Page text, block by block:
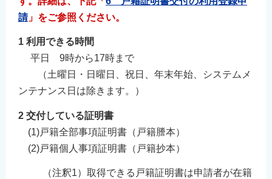
請」をご参照ください。
1 利用できる時間
平日 9時から17時まで
（土曜日・日曜日、祝日、年末年始、システムメ
ンテナンス日は除きます。）
2 交付している証明書
(1)戸籍全部事項証明書（戸籍謄本）
(2)戸籍個人事項証明書（戸籍抄本）
（注釈1）取得できる戸籍証明書は申請者が在籍